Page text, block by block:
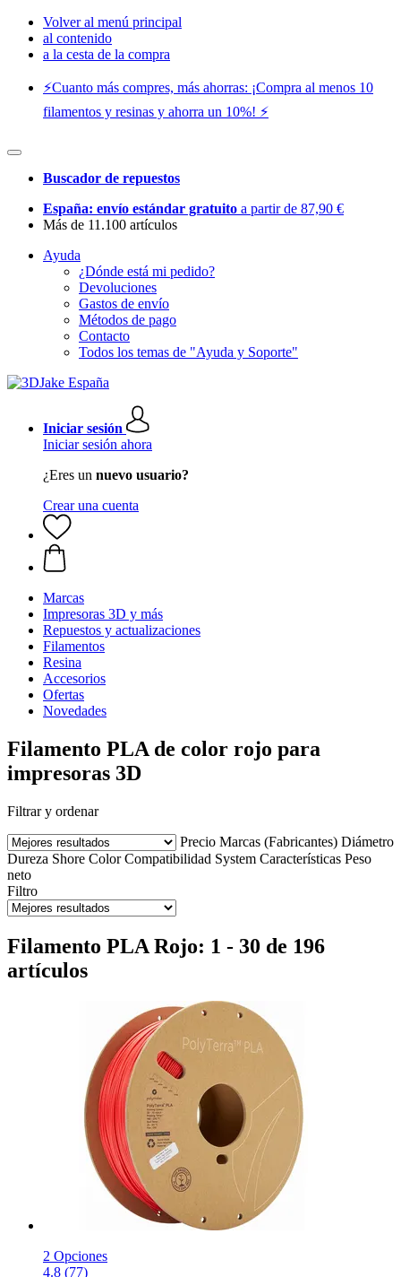
Volver al menú principal
al contenido
a la cesta de la compra
⚡️Cuanto más compres, más ahorras: ¡Compra al menos 10
filamentos y resinas y ahorra un 10%! ⚡️
Buscador de repuestos
España: envío estándar gratuito a partir de 87,90 €
Más de 11.100 artículos
Ayuda
¿Dónde está mi pedido?
Devoluciones
Gastos de envío
Métodos de pago
Contacto
Todos los temas de "Ayuda y Soporte"
Iniciar sesión
Iniciar sesión ahora
¿Eres un nuevo usuario?
Crear una cuenta
Marcas
Impresoras 3D y más
Repuestos y actualizaciones
Filamentos
Resina
Accesorios
Ofertas
Novedades
Filamento PLA de color rojo para
impresoras 3D
Filtrar y ordenar
Precio Marcas (Fabricantes) Diámetro
Dureza Shore Color Compatibilidad System Características Peso
neto
Filtro
Filamento PLA Rojo: 1 - 30 de 196
artículos
2 Opciones
4.8 (77)